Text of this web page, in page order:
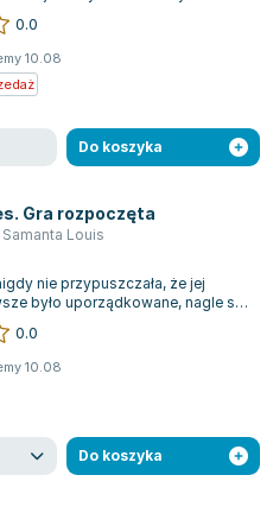
ale czy nie zas...
0.0
10.08
Do koszyka
Gra rozpoczęta
Samanta Louis
nie przypuszczała, że jej
było uporządkowane, nagle się
ze strony wi...
0.0
10.08
Do koszyka